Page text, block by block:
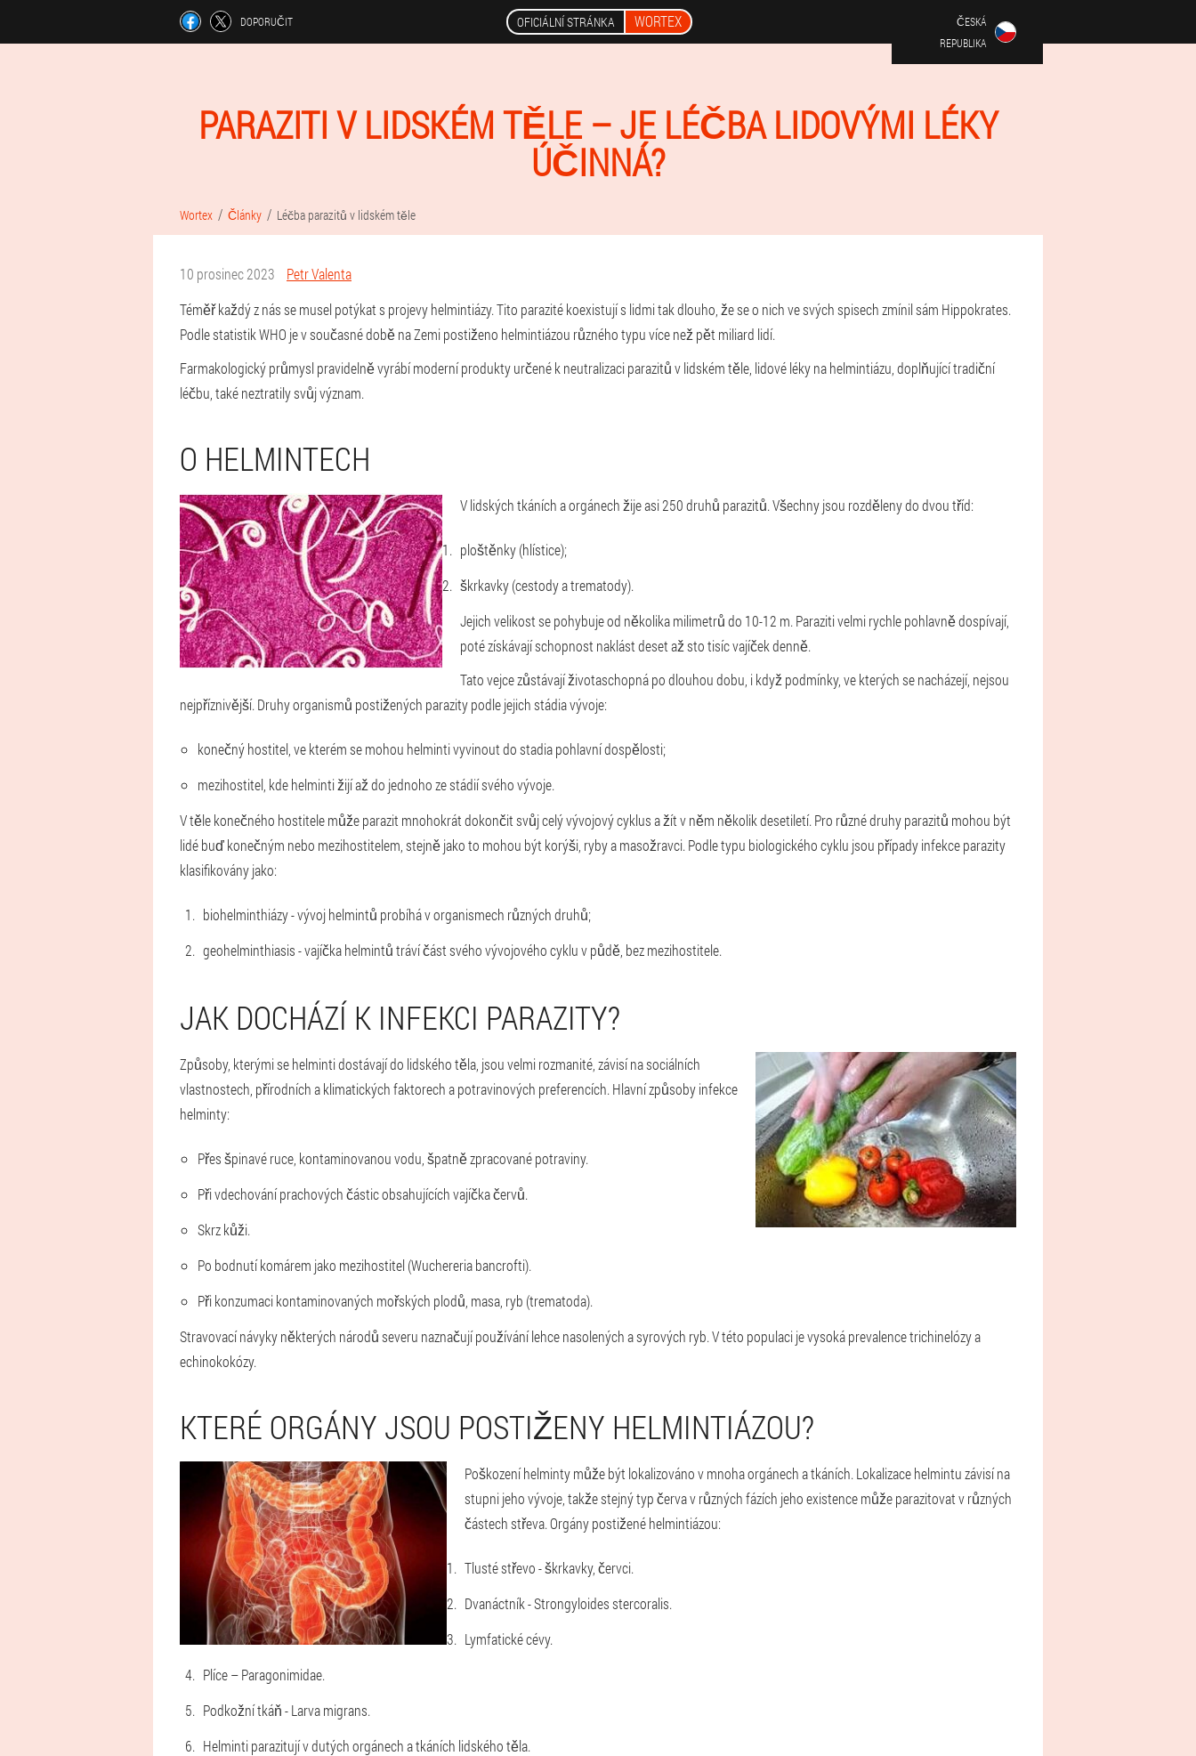
DOPORUČIT OFICIÁLNÍ STRÁNKA WORTEX
ČESKÁ
REPUBLIKA
PARAZITI V LIDSKÉM TĚLE – JE LÉČBA LIDOVÝMI LÉKY
ÚČINNÁ?
Wortex Články Léčba parazitů v lidském těle
10 prosinec 2023
Petr Valenta
Téměř každý z nás se musel potýkat s projevy helmintiázy. Tito parazité koexistují s lidmi tak dlouho, že se o nich ve svých spisech zmínil sám Hippokrates.
Podle statistik WHO je v současné době na Zemi postiženo helmintiázou různého typu více než pět miliard lidí.
Farmakologický průmysl pravidelně vyrábí moderní produkty určené k neutralizaci parazitů v lidském těle, lidové léky na helmintiázu, doplňující tradiční
léčbu, také neztratily svůj význam.
O HELMINTECH
V lidských tkáních a orgánech žije asi 250 druhů parazitů. Všechny jsou rozděleny do dvou tříd:
ploštěnky (hlístice);
škrkavky (cestody a trematody).
Jejich velikost se pohybuje od několika milimetrů do 10-12 m. Paraziti velmi rychle pohlavně dospívají,
poté získávají schopnost naklást deset až sto tisíc vajíček denně.
Tato vejce zůstávají životaschopná po dlouhou dobu, i když podmínky, ve kterých se nacházejí, nejsou
nejpříznivější. Druhy organismů postižených parazity podle jejich stádia vývoje:
konečný hostitel, ve kterém se mohou helminti vyvinout do stadia pohlavní dospělosti;
mezihostitel, kde helminti žijí až do jednoho ze stádií svého vývoje.
V těle konečného hostitele může parazit mnohokrát dokončit svůj celý vývojový cyklus a žít v něm několik desetiletí. Pro různé druhy parazitů mohou být
lidé buď konečným nebo mezihostitelem, stejně jako to mohou být korýši, ryby a masožravci. Podle typu biologického cyklu jsou případy infekce parazity
klasifikovány jako:
biohelminthiázy - vývoj helmintů probíhá v organismech různých druhů;
geohelminthiasis - vajíčka helmintů tráví část svého vývojového cyklu v půdě, bez mezihostitele.
JAK DOCHÁZÍ K INFEKCI PARAZITY?
Způsoby, kterými se helminti dostávají do lidského těla, jsou velmi rozmanité, závisí na sociálních
vlastnostech, přírodních a klimatických faktorech a potravinových preferencích. Hlavní způsoby infekce
helminty:
Přes špinavé ruce, kontaminovanou vodu, špatně zpracované potraviny.
Při vdechování prachových částic obsahujících vajíčka červů.
Skrz kůži.
Po bodnutí komárem jako mezihostitel (Wuchereria bancrofti).
Při konzumaci kontaminovaných mořských plodů, masa, ryb (trematoda).
Stravovací návyky některých národů severu naznačují používání lehce nasolených a syrových ryb. V této populaci je vysoká prevalence trichinelózy a
echinokokózy.
KTERÉ ORGÁNY JSOU POSTIŽENY HELMINTIÁZOU?
Poškození helminty může být lokalizováno v mnoha orgánech a tkáních. Lokalizace helmintu závisí na
stupni jeho vývoje, takže stejný typ červa v různých fázích jeho existence může parazitovat v různých
částech střeva. Orgány postižené helmintiázou:
Tlusté střevo - škrkavky, červci.
Dvanáctník - Strongyloides stercoralis.
Lymfatické cévy.
Plíce – Paragonimidae.
Podkožní tkáň - Larva migrans.
Helminti parazitují v dutých orgánech a tkáních lidského těla.